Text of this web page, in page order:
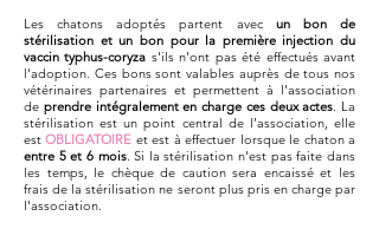
Les chatons adoptés partent avec
un bon de
stérilisation et un bon pour la première injection du
vaccin typhus-coryza s'ils n'ont pas été effectués avant
l'adoption. Ces bons sont valables auprès de tous nos
vétérinaires partenaires et permettent à l'association
de prendre intégralement en charge ces deux actes. La
stérilisation est un point central de l’association, elle
estOBLIGATOIRE et est à effectuer lorsque le chaton a
entre 5 et 6 mois. Si la stérilisation n'est pas faite dans
les temps, le chèque de caution sera encaissé et les
frais de la stérilisation ne seront plus pris en charge par
l'association.